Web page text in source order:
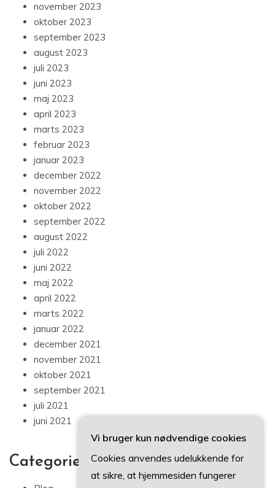
november 2023
oktober 2023
september 2023
august 2023
juli 2023
juni 2023
maj 2023
april 2023
marts 2023
februar 2023
januar 2023
december 2022
november 2022
oktober 2022
september 2022
august 2022
juli 2022
juni 2022
maj 2022
april 2022
marts 2022
januar 2022
december 2021
november 2021
oktober 2021
september 2021
juli 2021
juni 2021
Categories
Vi bruger kun nødvendige cookies
Cookies anvendes udelukkende for
at sikre, at hjemmesiden fungerer